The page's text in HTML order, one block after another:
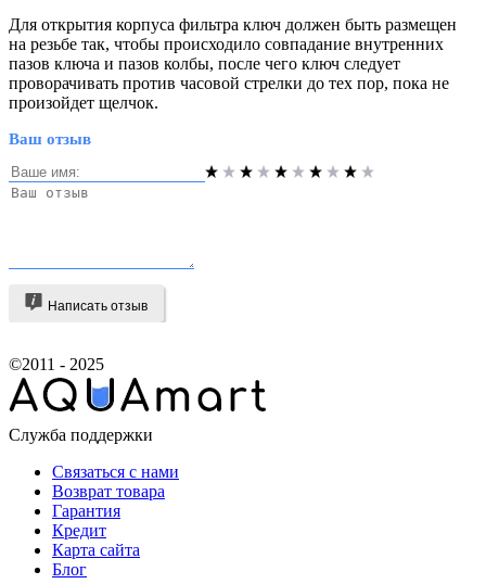
Для открытия корпуса фильтра ключ должен быть размещен
на резьбе так, чтобы происходило совпадание внутренних
пазов ключа и пазов колбы, после чего ключ следует
проворачивать против часовой стрелки до тех пор, пока не
произойдет щелчок.
Ваш отзыв
Написать отзыв
©2011 - 2025
Служба поддержки
Связаться с нами
Возврат товара
Гарантия
Кредит
Карта сайта
Блог